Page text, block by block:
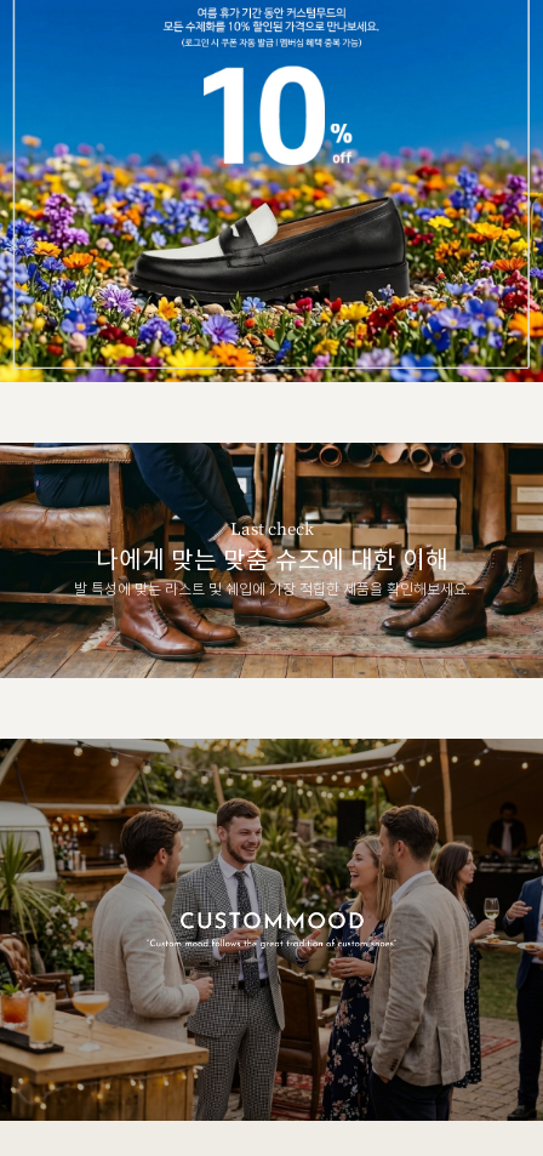
Last check
나에게 맞는 맞춤 슈즈에 대한 이해
발 특성에 맞는 라스트 및 쉐입에 가장 적합한 제품을 확인해보세요.